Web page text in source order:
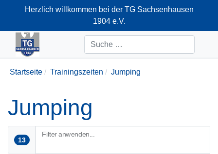
Herzlich willkommen bei der TG Sachsenhausen
1904 e.V.
+49-69-66374712
Suchen
Startseite Trainingszeiten Jumping
Jumping
13
Filter anwenden...